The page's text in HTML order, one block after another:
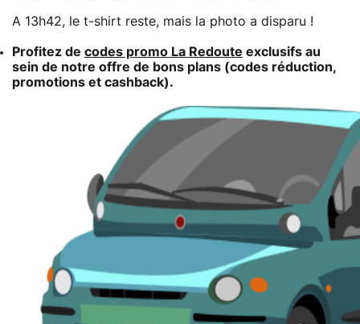
A 13h42, le t-shirt reste, mais la photo a disparu !
Profitez de codes promo La Redoute exclusifs au
sein de notre offre de bons plans (codes réduction,
promotions et cashback).